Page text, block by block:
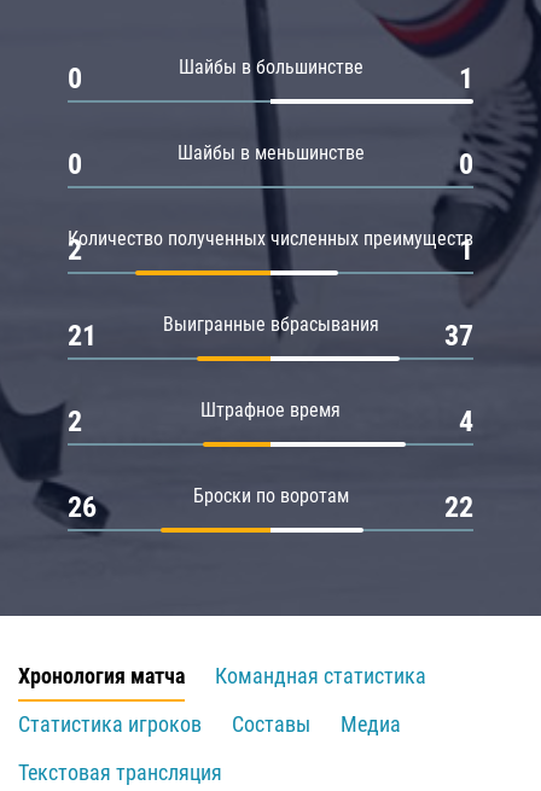
Шайбы в большинстве
0 1
Шайбы в меньшинстве
0 0
Количество полученных численных преимуществ
2 1
Выигранные вбрасывания
21 37
Штрафное время
2 4
Броски по воротам
26 22
Хронология матча
Командная статистика
Статистика игроков
Составы
Медиа
Текстовая трансляция